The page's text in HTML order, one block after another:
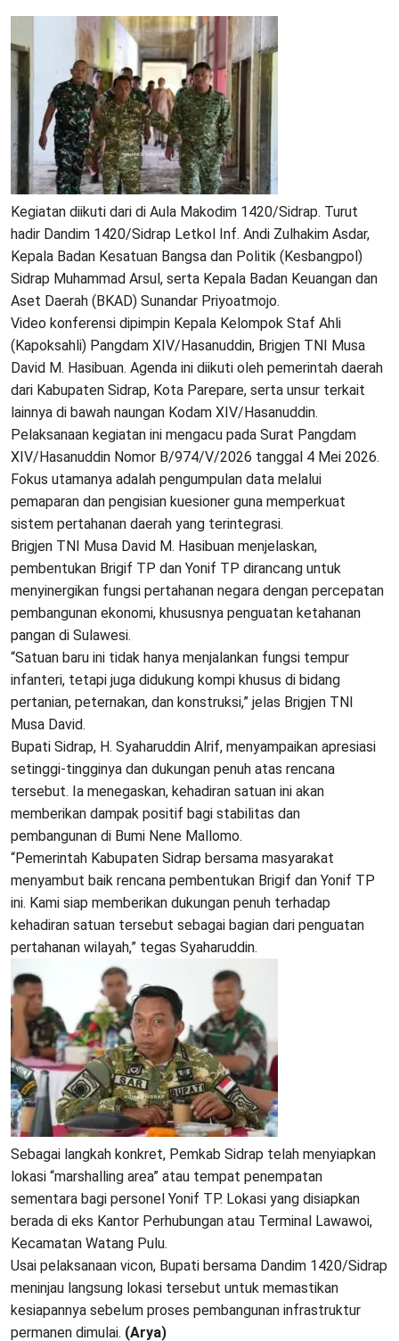
Kegiatan diikuti dari di Aula Makodim 1420/Sidrap. Turut
hadir Dandim 1420/Sidrap Letkol Inf. Andi Zulhakim Asdar,
Kepala Badan Kesatuan Bangsa dan Politik (Kesbangpol)
Sidrap Muhammad Arsul, serta Kepala Badan Keuangan dan
Aset Daerah (BKAD) Sunandar Priyoatmojo.
Video konferensi dipimpin Kepala Kelompok Staf Ahli
(Kapoksahli) Pangdam XIV/Hasanuddin, Brigjen TNI Musa
David M. Hasibuan. Agenda ini diikuti oleh pemerintah daerah
dari Kabupaten Sidrap, Kota Parepare, serta unsur terkait
lainnya di bawah naungan Kodam XIV/Hasanuddin.
Pelaksanaan kegiatan ini mengacu pada Surat Pangdam
XIV/Hasanuddin Nomor B/974/V/2026 tanggal 4 Mei 2026.
Fokus utamanya adalah pengumpulan data melalui
pemaparan dan pengisian kuesioner guna memperkuat
sistem pertahanan daerah yang terintegrasi.
Brigjen TNI Musa David M. Hasibuan menjelaskan,
pembentukan Brigif TP dan Yonif TP dirancang untuk
menyinergikan fungsi pertahanan negara dengan percepatan
pembangunan ekonomi, khususnya penguatan ketahanan
pangan di Sulawesi.
“Satuan baru ini tidak hanya menjalankan fungsi tempur
infanteri, tetapi juga didukung kompi khusus di bidang
pertanian, peternakan, dan konstruksi,” jelas Brigjen TNI
Musa David.
Bupati Sidrap, H. Syaharuddin Alrif, menyampaikan apresiasi
setinggi-tingginya dan dukungan penuh atas rencana
tersebut. Ia menegaskan, kehadiran satuan ini akan
memberikan dampak positif bagi stabilitas dan
pembangunan di Bumi Nene Mallomo.
“Pemerintah Kabupaten Sidrap bersama masyarakat
menyambut baik rencana pembentukan Brigif dan Yonif TP
ini. Kami siap memberikan dukungan penuh terhadap
kehadiran satuan tersebut sebagai bagian dari penguatan
pertahanan wilayah,” tegas Syaharuddin.
Sebagai langkah konkret, Pemkab Sidrap telah menyiapkan
lokasi “marshalling area” atau tempat penempatan
sementara bagi personel Yonif TP. Lokasi yang disiapkan
berada di eks Kantor Perhubungan atau Terminal Lawawoi,
Kecamatan Watang Pulu.
Usai pelaksanaan vicon, Bupati bersama Dandim 1420/Sidrap
meninjau langsung lokasi tersebut untuk memastikan
kesiapannya sebelum proses pembangunan infrastruktur
permanen dimulai. (Arya)